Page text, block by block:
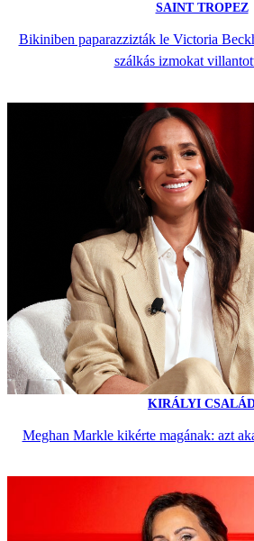
SAINT TROPEZ
Bikiniben paparazzizták le Victoria
szálkás izmokat
KIRÁLYI
Meghan Markle kikérte magának: azt